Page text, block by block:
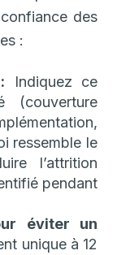
des
:
Indiquez ce
(couverture
ressemble le
l’attrition
pendant
éviter un
unique à 12